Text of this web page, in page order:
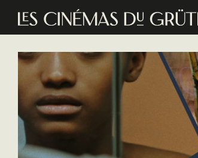
Aller au contenu principal